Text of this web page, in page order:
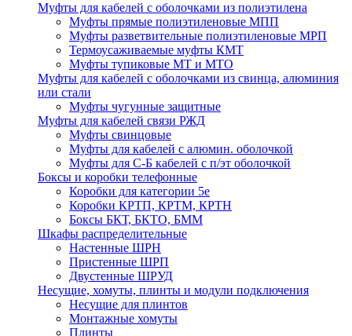
Муфты для кабелей с оболочками из полиэтилена
Муфты прямые полиэтиленовые МПП
Муфты разветвительные полиэтиленовые МРП
Термоусаживаемые муфты КМТ
Муфты тупиковые МТ и МТО
Муфты для кабелей с оболочками из свинца, алюминия
или стали
Муфты чугунные защитные
Муфты для кабелей связи РЖД
Муфты свинцовые
Муфты для кабелей с алюмин. оболочкой
Муфты для С-Б кабелей с п/эт оболочкой
Боксы и коробки телефонные
Коробки для категории 5е
Коробки КРТП, КРТМ, КРТН
Боксы БКТ, БКТО, БММ
Шкафы распределительные
Настенные ШРН
Пристенные ШРП
Двустенные ШРУД
Несущие, хомуты, плинты и модули подключения
Несущие для плинтов
Монтажные хомуты
Плинты